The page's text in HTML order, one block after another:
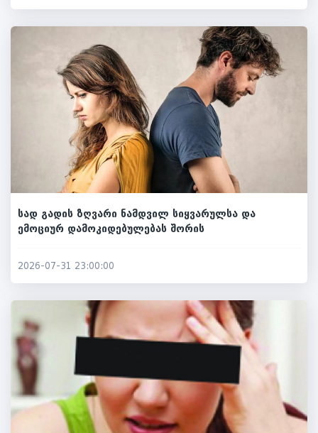
სად გადის ზღვარი ნამდვილ სიყვარულსა და
ემოციურ დამოკიდებულებას შორის
2026-07-31 23:00:00